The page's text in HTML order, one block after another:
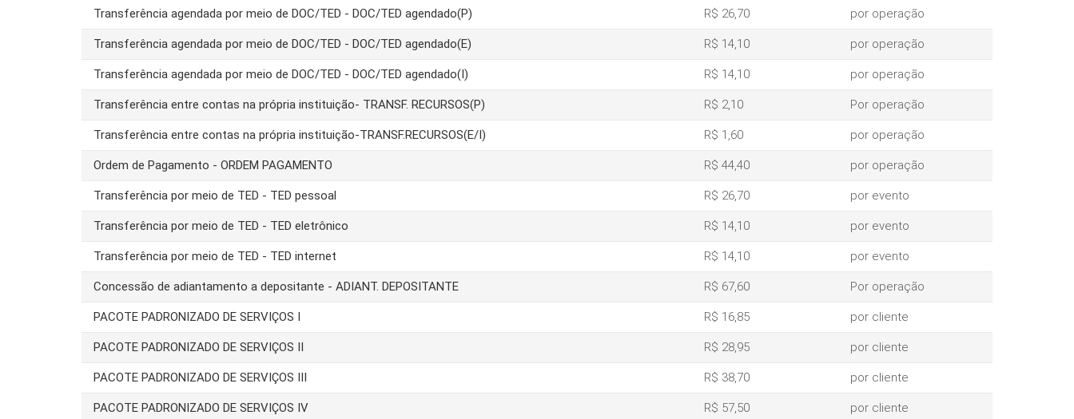
Transferência agendada por meio de DOC/TED - DOC/TED agendado(P) R$ 26,70 por operação
Transferência agendada por meio de DOC/TED - DOC/TED agendado(E) R$ 14,10 por operação
Transferência agendada por meio de DOC/TED - DOC/TED agendado(I) R$ 14,10 por operação
Transferência entre contas na própria instituição- TRANSF. RECURSOS(P) R$ 2,10 Por operação
Transferência entre contas na própria instituição-TRANSF.RECURSOS(E/I) R$ 1,60 por operação
Ordem de Pagamento - ORDEM PAGAMENTO R$ 44,40 por operação
Transferência por meio de TED - TED pessoal R$ 26,70 por evento
Transferência por meio de TED - TED eletrônico R$ 14,10 por evento
Transferência por meio de TED - TED internet R$ 14,10 por evento
Concessão de adiantamento a depositante - ADIANT. DEPOSITANTE R$ 67,60 Por operação
PACOTE PADRONIZADO DE SERVIÇOS I R$ 16,85 por cliente
PACOTE PADRONIZADO DE SERVIÇOS II R$ 28,95 por cliente
PACOTE PADRONIZADO DE SERVIÇOS III R$ 38,70 por cliente
PACOTE PADRONIZADO DE SERVIÇOS IV R$ 57,50 por cliente